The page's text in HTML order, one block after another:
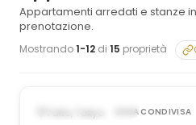
Appartamenti arredati e stanze
prenotazione.
Mostrando1-12 di 15 proprietà
DISPONIBILE ORA
Taito, Tokyo CASA CONDIVISA